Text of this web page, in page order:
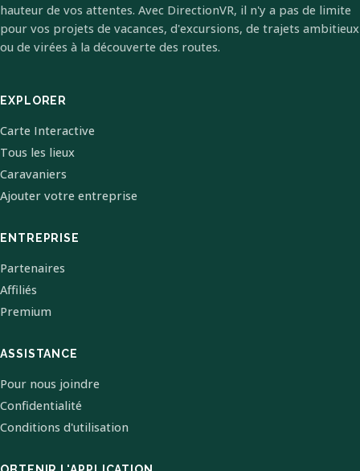
hauteur de vos attentes. Avec DirectionVR, il n'y a pas de limite
pour vos projets de vacances, d'excursions, de trajets ambitieux
ou de virées à la découverte des routes.
EXPLORER
Carte Interactive
Tous les lieux
Caravaniers
Ajouter votre entreprise
ENTREPRISE
Partenaires
Affiliés
Premium
ASSISTANCE
Pour nous joindre
Confidentialité
Conditions d'utilisation